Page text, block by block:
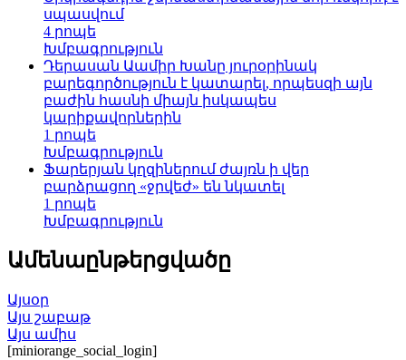
սպասվում
4 րոպե
Խմբագրություն
Դերասան Աամիր Խանը յուրօրինակ
բարեգործություն է կատարել, որպեսզի այն
բաժին հասնի միայն իսկապես
կարիքավորներին
1 րոպե
Խմբագրություն
Ֆարերյան կղզիներում ժայռն ի վեր
բարձրացող «ջրվեժ» են նկատել
1 րոպե
Խմբագրություն
Ամենաընթերցվածը
Այսօր
Այս շաբաթ
Այս ամիս
[miniorange_social_login]